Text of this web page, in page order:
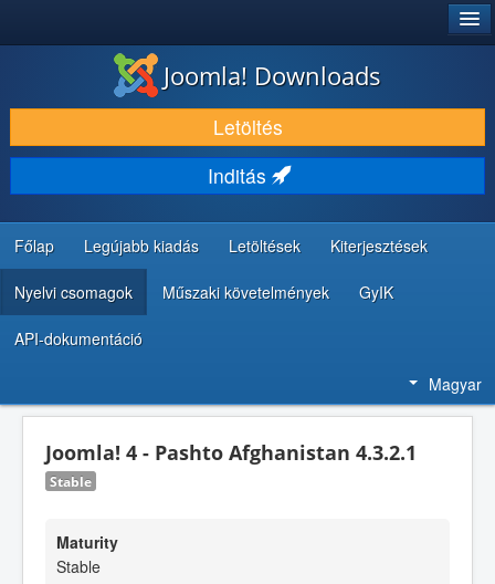
LETÖLTÉS ÉS KITERJESZTÉS
FEDEZZE FEL ÉS TANULJA MEG
KÖZÖSSÉG ÉS TÁMOGATÁS
FEJLESZTŐI ERŐFORRÁSOK
Joomla! Downloads
Letöltés
Inditás
Főlap Legújabb kiadás Letöltések Kiterjesztések
Nyelvi csomagok Műszaki követelmények GyIK
API-dokumentáció
Magyar
Joomla! 4 - Pashto Afghanistan 4.3.2.1
Stable
Maturity
Stable